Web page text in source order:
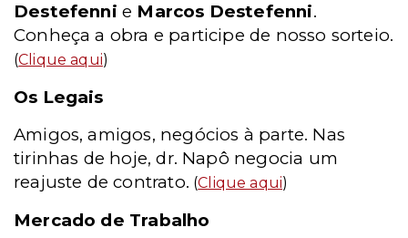
Destefenni e Marcos Destefenni.
Conheça a obra e participe de nosso sorteio.
(Clique aqui)
Os Legais
Amigos, amigos, negócios à parte. Nas
tirinhas de hoje, dr. Napô negocia um
reajuste de contrato. (Clique aqui)
Mercado de Trabalho